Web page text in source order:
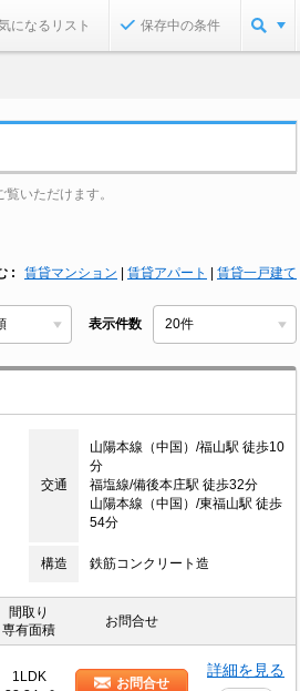
になるリスト 保存中の条件
いただけます。
賃貸マンション 賃貸アパート 賃貸一戸建て
表示件数
交通
山陽本線（中国）/福山駅 徒歩10
分
福塩線/備後本庄駅 徒歩32分
山陽本線（中国）/東福山駅 徒歩
54分
構造 鉄筋コンクリート造
間取り
専有面積
お問合せ
1LDK
お問合せ
詳細を見る